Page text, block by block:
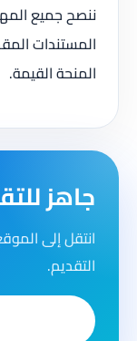
ننصح جميع
المستندات
المنحة القيمة.
جاهز
انتقل إلى
التقديم.